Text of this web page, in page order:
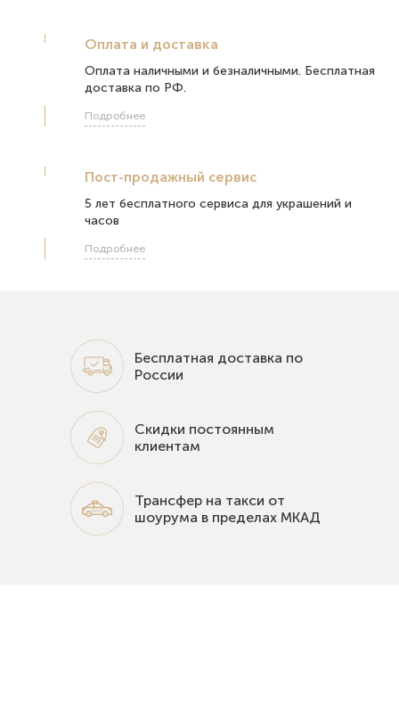
Оплата и доставка
Оплата наличными и безналичными. Бесплатная
доставка по РФ.
Подробнее
Пост-продажный сервис
5 лет бесплатного сервиса для украшений и
часов
Подробнее
Бесплатная доставка по
России
Скидки постоянным
клиентам
Трансфер на такси от
шоурума в пределах МКАД